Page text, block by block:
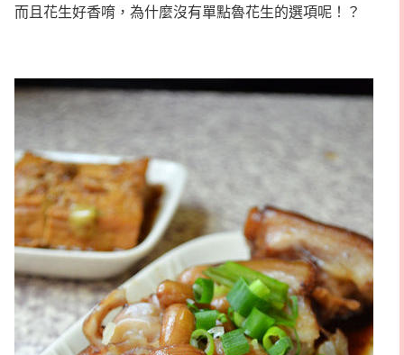
而且花生好香唷，為什麼沒有單點魯花生的選項呢！？